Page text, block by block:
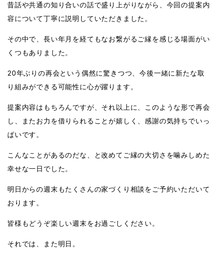
昔話や共通の知り合いの話で盛り上がりながら、今回の提案内
容について丁寧に説明していただきました。
その中で、長い年月を経てもなお繋がるご縁を感じる場面がい
くつもありました。
20年ぶりの再会という偶然に驚きつつ、今後一緒に新たな取
り組みができる可能性に心が躍ります。
提案内容はもちろんですが、それ以上に、このような形で再会
し、またお力を借りられることが嬉しく、感謝の気持ちでいっ
ぱいです。
こんなことがあるのだな、と改めてご縁の大切さを噛みしめた
幸せな一日でした。
明日からの週末もたくさんの家づくり相談をご予約いただいて
おります。
皆様もどうぞ楽しい週末をお過ごしください。
それでは、また明日。